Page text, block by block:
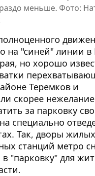
меньше. Фото:
на "синей" линии в
но хорошо
Теремков и
скорее нежелание
за парковку
специально
Так, дворы
станций метро
"парковку" для